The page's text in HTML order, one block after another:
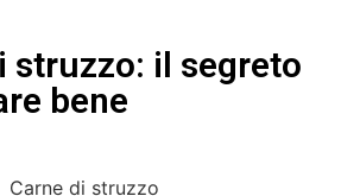
struzzo: il segreto
bene